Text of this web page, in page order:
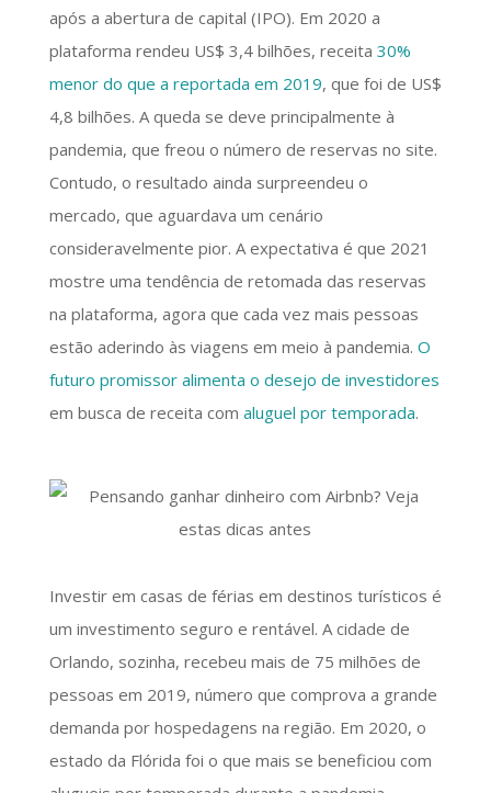
após a abertura de capital (IPO). Em 2020 a
plataforma rendeu US$ 3,4 bilhões, receita 30%
menor do que a reportada em 2019, que foi de US$
4,8 bilhões. A queda se deve principalmente à
pandemia, que freou o número de reservas no site.
Contudo, o resultado ainda surpreendeu o
mercado, que aguardava um cenário
consideravelmente pior. A expectativa é que 2021
mostre uma tendência de retomada das reservas
na plataforma, agora que cada vez mais pessoas
estão aderindo às viagens em meio à pandemia. O
futuro promissor alimenta o desejo de investidores
em busca de receita com aluguel por temporada.
Investir em casas de férias em destinos turísticos é
um investimento seguro e rentável. A cidade de
Orlando, sozinha, recebeu mais de 75 milhões de
pessoas em 2019, número que comprova a grande
demanda por hospedagens na região. Em 2020, o
estado da Flórida foi o que mais se beneficiou com